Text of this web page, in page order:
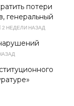
потери
генеральный
2 НЕДЕЛИ НАЗАД